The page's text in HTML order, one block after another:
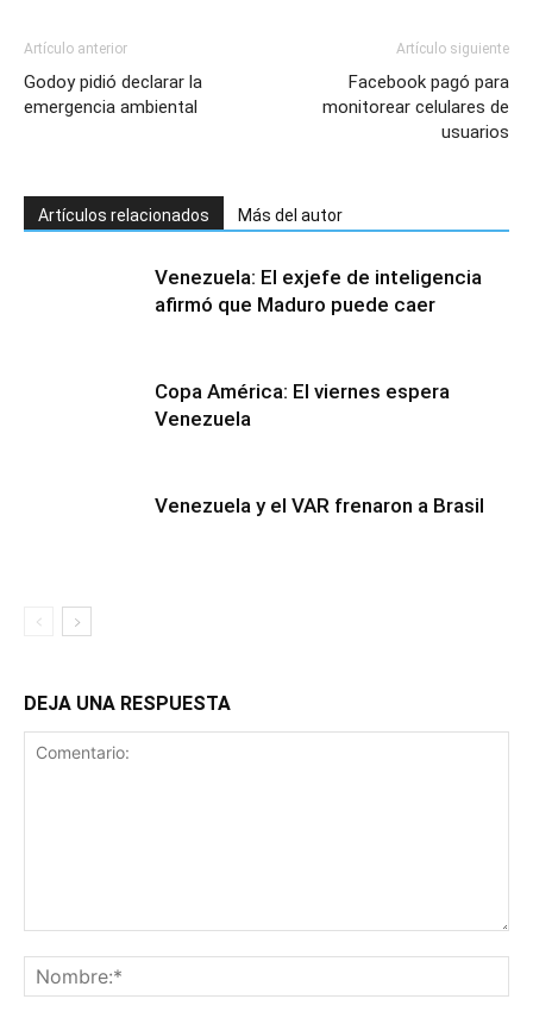
Artículo anterior
Godoy pidió declarar la
emergencia ambiental
Artículo siguiente
Facebook pagó para
monitorear celulares de
usuarios
Artículos relacionados Más del autor
Venezuela: El exjefe de inteligencia
afirmó que Maduro puede caer
Copa América: El viernes espera
Venezuela
Venezuela y el VAR frenaron a Brasil
DEJA UNA RESPUESTA